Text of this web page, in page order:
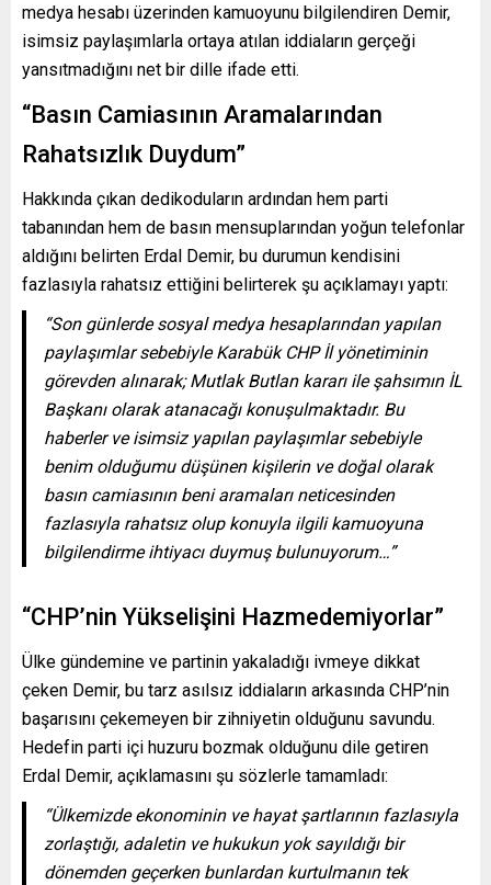
medya hesabı üzerinden kamuoyunu bilgilendiren Demir,
isimsiz paylaşımlarla ortaya atılan iddiaların gerçeği
yansıtmadığını net bir dille ifade etti.
“Basın Camiasının Aramalarından
Rahatsızlık Duydum”
Hakkında çıkan dedikoduların ardından hem parti
tabanından hem de basın mensuplarından yoğun telefonlar
aldığını belirten Erdal Demir, bu durumun kendisini
fazlasıyla rahatsız ettiğini belirterek şu açıklamayı yaptı:
“Son günlerde sosyal medya hesaplarından yapılan
paylaşımlar sebebiyle Karabük CHP İl yönetiminin
görevden alınarak; Mutlak Butlan kararı ile şahsımın İL
Başkanı olarak atanacağı konuşulmaktadır. Bu
haberler ve isimsiz yapılan paylaşımlar sebebiyle
benim olduğumu düşünen kişilerin ve doğal olarak
basın camiasının beni aramaları neticesinden
fazlasıyla rahatsız olup konuyla ilgili kamuoyuna
bilgilendirme ihtiyacı duymuş bulunuyorum…”
“CHP’nin Yükselişini Hazmedemiyorlar”
Ülke gündemine ve partinin yakaladığı ivmeye dikkat
çeken Demir, bu tarz asılsız iddiaların arkasında CHP’nin
başarısını çekemeyen bir zihniyetin olduğunu savundu.
Hedefin parti içi huzuru bozmak olduğunu dile getiren
Erdal Demir, açıklamasını şu sözlerle tamamladı:
“Ülkemizde ekonominin ve hayat şartlarının fazlasıyla
zorlaştığı, adaletin ve hukukun yok sayıldığı bir
dönemden geçerken bunlardan kurtulmanın tek